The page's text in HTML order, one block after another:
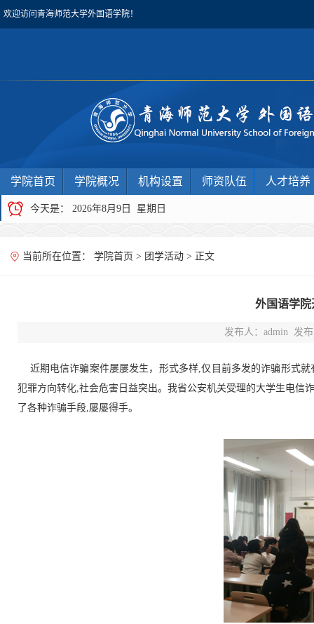
欢迎访问青海师范大学外国语学院！
学院首页 学院概况 机构设置 师资队伍 人才培养
今天是： 2026年8月9日 星期日
当前所在位置： 学院首页 > 团学活动 > 正文
外国语学院
发布人：admin 发
近期电信诈骗案件屡屡发生，形式多样,仅目前多发的诈骗形式
犯罪方向转化,社会危害日益突出。我省公安机关受理的大学生电信
了各种诈骗手段,屡屡得手。